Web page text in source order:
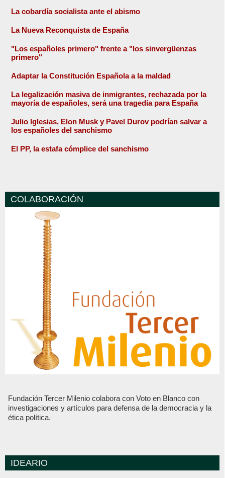
La cobardía socialista ante el abismo
La Nueva Reconquista de España
"Los españoles primero" frente a "los sinvergüenzas
primero"
Adaptar la Constitución Española a la maldad
La legalización masiva de inmigrantes, rechazada por la
mayoría de españoles, será una tragedia para España
Julio Iglesias, Elon Musk y Pavel Durov podrían salvar a
los españoles del sanchismo
El PP, la estafa cómplice del sanchismo
COLABORACIÓN
Fundación Tercer Milenio colabora con Voto en Blanco con
investigaciones y artículos para defensa de la democracia y la
ética política.
IDEARIO